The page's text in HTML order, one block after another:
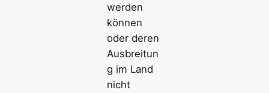
werden
können
oder deren
Ausbreitun
g im Land
nicht